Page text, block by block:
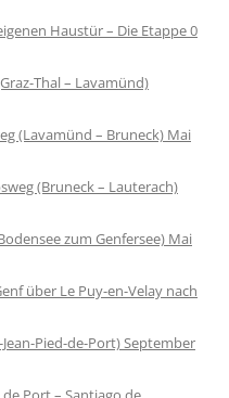
Haustür – Die Etappe 0
Thal – Lavamünd)
(Lavamünd – Bruneck) Mai
(Bruneck – Lauterach)
zum Genfersee) Mai
über Le Puy-en-Velay nach
Pied-de-Port) September